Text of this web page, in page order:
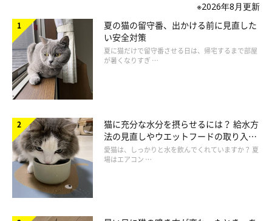
両目にかかるセンター分け
※2026年8月更新
夏の猫の留守番、出かける前に見直した
い安全対策
夏に猫だけで留守番させる日は、帰宅するまで部屋
が暑くなりすぎ …
猫に充分な水分を摂らせるには？ 給水方
法の見直しやウエットフードの取り入れ
方を解説
愛猫は、しっかりと水を飲んでくれていますか？ 夏
場はエアコン …